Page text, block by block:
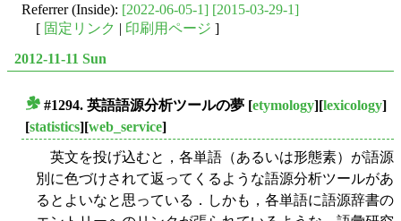
Referrer (Inside): [2022-06-05-1] [2015-03-29-1]
[ 固定リンク | 印刷用ページ ]
2012-11-11 Sun
#1294. 英語語源分析ツールの夢 [etymology][lexicology]
[statistics][web_service]
英文を投げ込むと，各単語（あるいは形態素）が語源
別に色づけされて返ってくるような語源分析ツールがあ
るとよいなと思っている．しかも，各単語に語源辞書の